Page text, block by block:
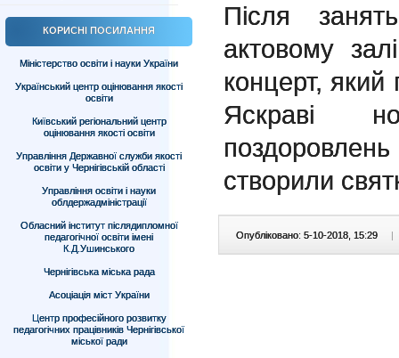
КОРИСНІ ПОСИЛАННЯ
Міністерство освіти і науки України
Український центр оцінювання якості
освіти
Київський регіональний центр
оцінювання якості освіти
Управління Державної служби якості
освіти у Чернігівській області
Управління освіти і науки
облдержадміністрації
Обласний інститут післядипломної
педагогічної освіти імені
К.Д.Ушинського
Чернігівська міська рада
Асоціація міст України
Центр професійного розвитку
педагогічних працівників Чернігівської
міської ради
Після
актовому
концерт, який
Яскраві
створили
Опубліковано: 5-10-2018, 15:29 |